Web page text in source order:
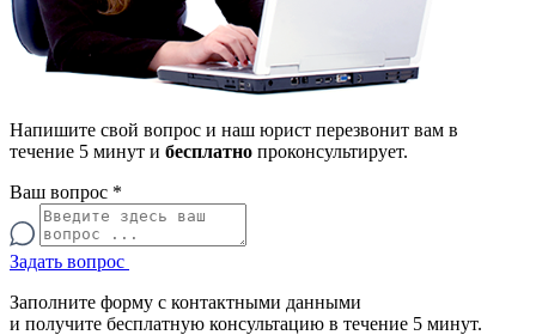
Напишите свой вопрос и наш юрист перезвонит вам в
течение 5 минут и бесплатно проконсультирует.
Ваш вопрос *
Задать вопрос
Заполните форму с контактными данными
и получите бесплатную консультацию в течение 5 минут.